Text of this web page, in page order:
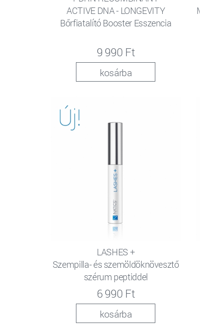
ACTIVE DNA - LONGEVITY
Bőrfiatalító Booster Esszencia
9 990 Ft
kosárba
LASHES +
Szempilla- és szemöldöknövesztő
szérum peptiddel
6 990 Ft
kosárba